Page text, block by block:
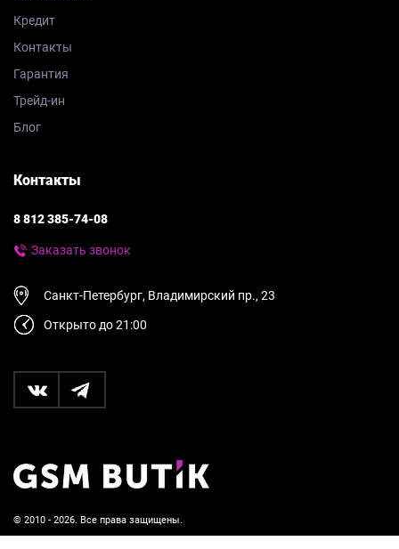
© 2010 - 2026. Все права защищены.
Кредит
Контакты
Гарантия
Трейд-ин
Блог
Контакты
8 812 385-74-08
Заказать звонок
Санкт-Петербург, Владимирский пр., 23
Открыто до 21:00